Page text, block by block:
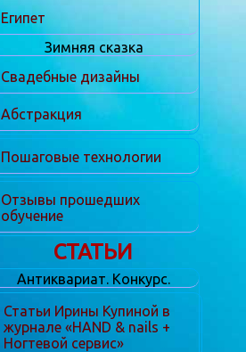
Египет
Зимняя сказка
Свадебные дизайны
Абстракция
Пошаговые технологии
Отзывы прошедших
обучение
СТАТЬИ
Антиквариат. Конкурс.
Статьи Ирины Купиной в
журнале «HAND & nails +
Ногтевой сервис»